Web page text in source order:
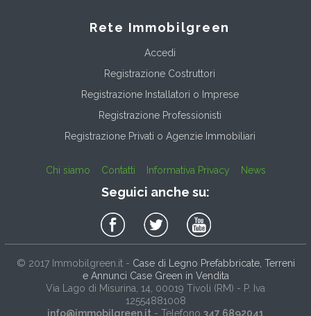
Rete Immobilgreen
Accedi
Registrazione Costruttori
Registrazione Installatori o Imprese
Registrazione Professionisti
Registrazione Privati o Agenzie Immobiliari
Chi siamo Contatti Informativa Privacy News
Seguici anche su:
© 2017 Immobilgreen.it- Case di Legno Prefabbricate, Terreni
e Annunci Case Green in Vendita
Via Lago di Misurina, 14 , 00019 Tivoli (RM) - P. Iva
12554881008
info@immobilgreen.it - Telefono 347 6892041